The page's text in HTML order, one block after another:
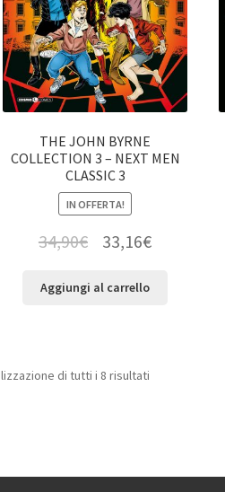
THE JOHN BYRNE
COLLECTION 3 – NEXT MEN
CLASSIC 3
IN OFFERTA!
34,90€ 33,16€
Aggiungi al carrello
di tutti i 8 risultati